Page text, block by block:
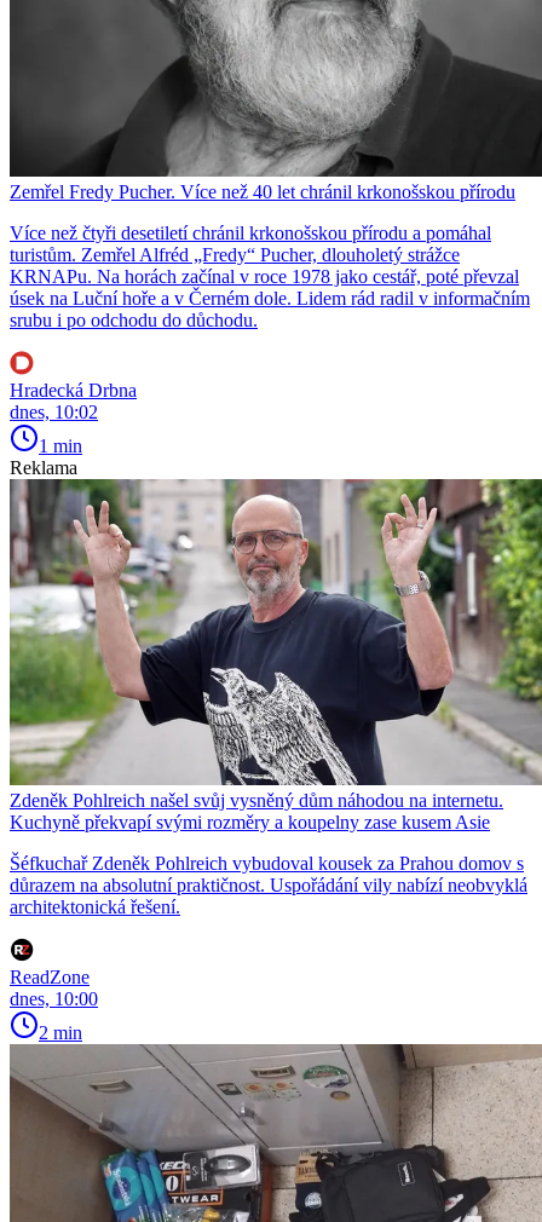
Zemřel Fredy Pucher. Více než 40 let chránil krkonošskou přírodu
Více než čtyři desetiletí chránil krkonošskou přírodu a pomáhal
turistům. Zemřel Alfréd „Fredy“ Pucher, dlouholetý strážce
KRNAPu. Na horách začínal v roce 1978 jako cestář, poté převzal
úsek na Luční hoře a v Černém dole. Lidem rád radil v informačním
srubu i po odchodu do důchodu.
Hradecká Drbna
dnes, 10:02
1 min
Reklama
Zdeněk Pohlreich našel svůj vysněný dům náhodou na internetu.
Kuchyně překvapí svými rozměry a koupelny zase kusem Asie
Šéfkuchař Zdeněk Pohlreich vybudoval kousek za Prahou domov s
důrazem na absolutní praktičnost. Uspořádání vily nabízí neobvyklá
architektonická řešení.
ReadZone
dnes, 10:00
2 min